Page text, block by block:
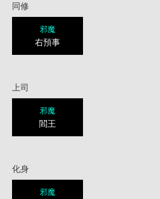
同修
邪魔
右預事
上司
邪魔
閻王
化身
邪魔